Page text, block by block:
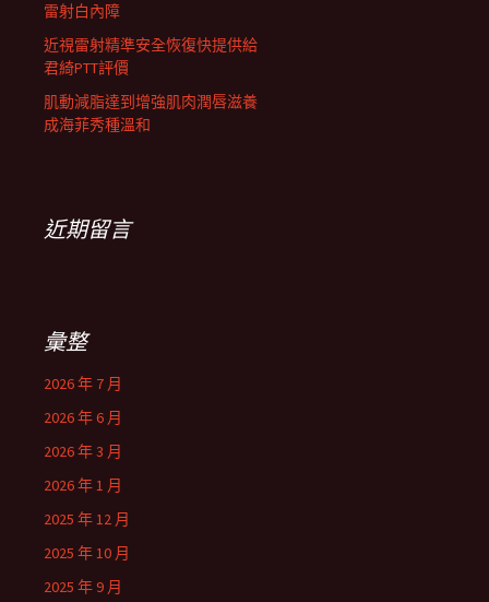
雷射白內障
近視雷射精準安全恢復快提供給
君綺PTT評價
肌動減脂達到增強肌肉潤唇滋養
成海菲秀種溫和
近期留言
彙整
2026 年 7 月
2026 年 6 月
2026 年 3 月
2026 年 1 月
2025 年 12 月
2025 年 10 月
2025 年 9 月